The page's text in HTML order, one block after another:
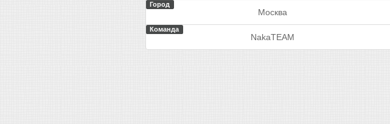
Город
Москва
Команда
NakaTEAM